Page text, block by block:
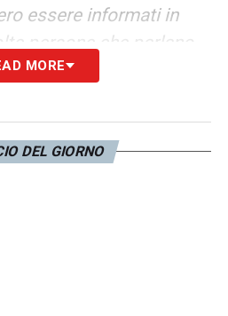
essere informati in
persone che parlano
sarebbe
parlano tra loro. C’è
il via libera per testare
MORE
DEL GIORNO